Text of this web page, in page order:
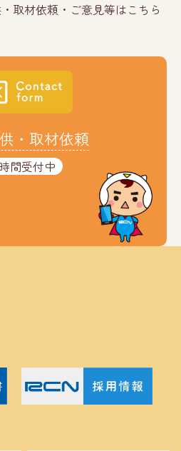
取材依頼・ご意見等はこちら
・取材依頼
間受付中